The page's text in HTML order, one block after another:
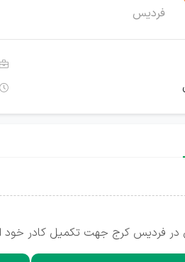
فردیس
فردیس کرج جهت تکمیل کادر خود